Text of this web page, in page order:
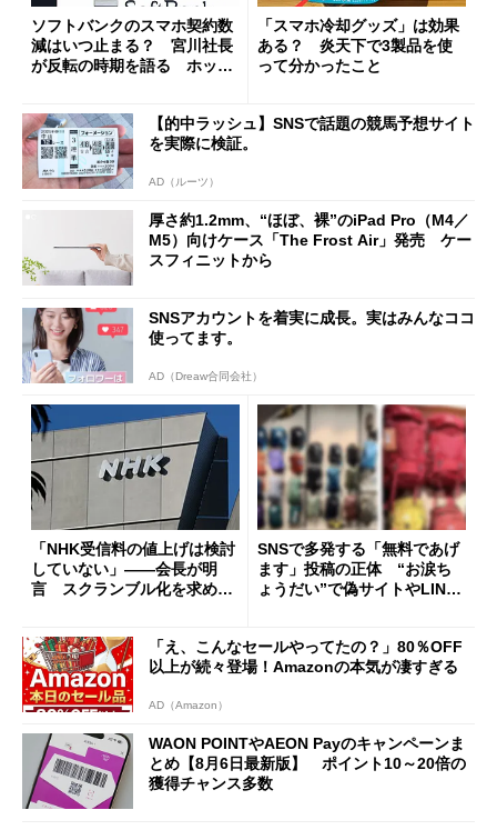
ソフトバンクのスマホ契約数
減はいつ止まる？ 宮川社長
が反転の時期を語る ホッピ
「スマホ冷却グッズ」は効果
ある？ 炎天下で3製品を使
って分かったこと
【的中ラッシュ】SNSで話題の競馬予想サイト
を実際に検証。
AD（ルーツ）
厚さ約1.2mm、“ほぼ、裸”のiPad Pro（M4／
M5）向けケース「The Frost Air」発売 ケー
スフィニットから
SNSアカウントを着実に成長。実はみんなココ
使ってます。
AD（Dreaw合同会社）
「NHK受信料の値上げは検討
していない」――会長が明
言 スクランブル化を求める
SNSで多発する「無料であげ
ます」投稿の正体 “お涙ち
ょうだい”で偽サイトやLINE
「え、こんなセールやってたの？」80％OFF
以上が続々登場！Amazonの本気が凄すぎる
AD（Amazon）
WAON POINTやAEON Payのキャンペーンま
とめ【8月6日最新版】 ポイント10～20倍の
獲得チャンス多数